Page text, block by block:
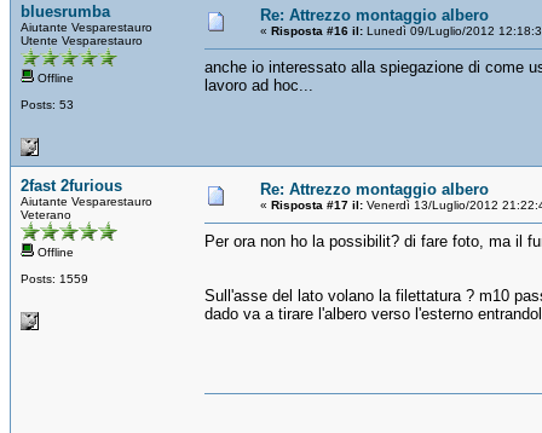
bluesrumba
Aiutante Vesparestauro
Utente Vesparestauro
Offline
Posts: 53
Re: Attrezzo montaggio albero
« Risposta #16 il: Lunedì 09/Luglio/2012
anche io interessato alla spiegazione di come
lavoro ad hoc...
2fast 2furious
Aiutante Vesparestauro
Veterano
Offline
Posts: 1559
Re: Attrezzo montaggio albero
« Risposta #17 il: Venerdì 13/Luglio/2012
Per ora non ho la possibilit? di fare foto, ma il
Sull'asse del lato volano la filettatura ? m10
dado va a tirare l'albero verso l'esterno